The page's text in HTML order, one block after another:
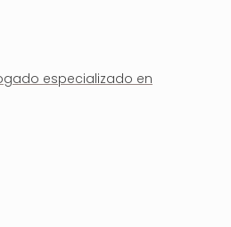
especializado en